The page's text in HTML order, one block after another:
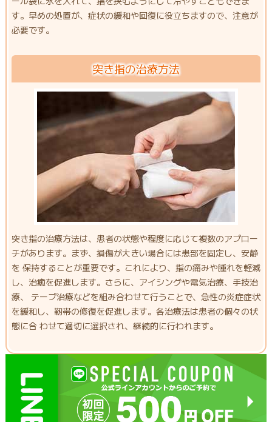
す。早めの処置が、症状の緩和や回復に役立ちますので、注意が
必要です。
突き指の治療方法
突き指の治療方法は、患者の状態や程度に応じて複数のアプロー
チがあります。まず、損傷が大きい場合には患部を固定し、安静
を 保持することが重要です。これにより、指の痛みや腫れを軽減
し、治癒を促進します。さらに、アイシングや電気治療、手技治
療、 テープ治療などを組み合わせて行うことで、急性の炎症症状
を緩和し、靭帯の修復を促進します。各治療法は患者の個々の状
態に合 わせて適切に選択され、継続的に行われます。